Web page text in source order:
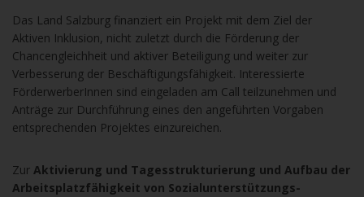
Das Land Salzburg finanziert ein Projekt mit dem Ziel der
Aktiven Inklusion, nicht zuletzt durch die Förderung der
Chancengleichheit und aktiver Beteiligung und weiter zur
Verbesserung der Beschäftigungsfähigkeit. Interessierte
FörderwerberInnen sind eingeladen am Call teilzunehmen und
Anträge zur Durchführung eines den angeführten Vorgaben
entsprechenden Projektes einzureichen.
Zur Aktivierung und Tagesstrukturierung und Aufbau der
Arbeitsplatzfähigkeit von Sozialunterstützungs-